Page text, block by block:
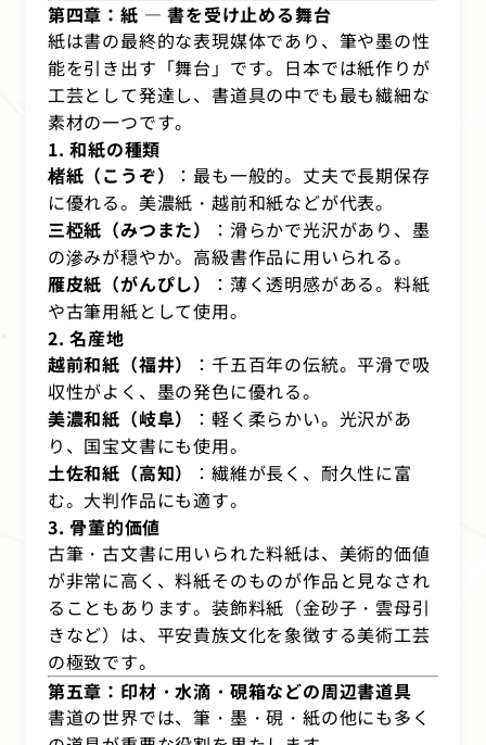
第四章：紙 ― 書を受け止める舞台
紙は書の最終的な表現媒体であり、筆や墨の性
能を引き出す「舞台」です。日本では紙作りが
工芸として発達し、書道具の中でも最も繊細な
素材の一つです。
1. 和紙の種類
楮紙（こうぞ）
：最も一般的。丈夫で長期保存
に優れる。美濃紙・越前和紙などが代表。
三椏紙（みつまた）
：滑らかで光沢があり、墨
の滲みが穏やか。高級書作品に用いられる。
雁皮紙（がんぴし）
：薄く透明感がある。料紙
や古筆用紙として使用。
2. 名産地
越前和紙（福井）
：千五百年の伝統。平滑で吸
収性がよく、墨の発色に優れる。
美濃和紙（岐阜）
：軽く柔らかい。光沢があ
り、国宝文書にも使用。
土佐和紙（高知）
：繊維が長く、耐久性に富
む。大判作品にも適す。
3. 骨董的価値
古筆・古文書に用いられた料紙は、美術的価値
が非常に高く、料紙そのものが作品と見なされ
ることもあります。装飾料紙（金砂子・雲母引
きなど）は、平安貴族文化を象徴する美術工芸
の極致です。
第五章：印材・水滴・硯箱などの周辺書道具
書道の世界では、筆・墨・硯・紙の他にも多く